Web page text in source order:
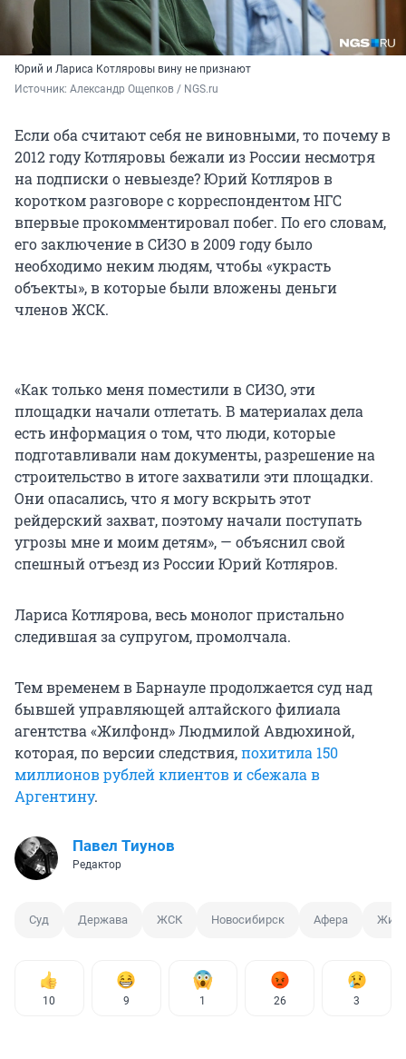
Юрий и Лариса Котляровы вину не признают
Источник: Александр Ощепков / NGS.ru
Если оба считают себя не виновными, то почему в
2012 году Котляровы бежали из России несмотря
на подписки о невыезде? Юрий Котляров в
коротком разговоре с корреспондентом НГС
впервые прокомментировал побег. По его словам,
его заключение в СИЗО в 2009 году было
необходимо неким людям, чтобы «украсть
объекты», в которые были вложены деньги
членов ЖСК.
«Как только меня поместили в СИЗО, эти
площадки начали отлетать. В материалах дела
есть информация о том, что люди, которые
подготавливали нам документы, разрешение на
строительство в итоге захватили эти площадки.
Они опасались, что я могу вскрыть этот
рейдерский захват, поэтому начали поступать
угрозы мне и моим детям», — объяснил свой
спешный отъезд из России Юрий Котляров.
Лариса Котлярова, весь монолог пристально
следившая за супругом, промолчала.
Тем временем в Барнауле продолжается суд над
бывшей управляющей алтайского филиала
агентства «Жилфонд» Людмилой Авдюхиной,
которая, по версии следствия,похитила 150
миллионов рублей клиентов и сбежала в
Аргентину.
Павел Тиунов
Редактор
Суд Держава ЖСК Новосибирск Афера
10 9 1 26 3